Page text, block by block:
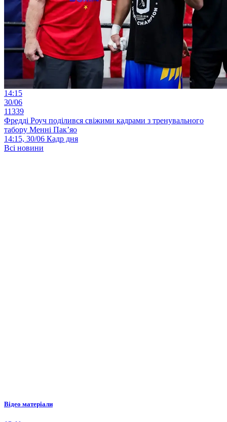
14:15
30/06
11339
Фредді Роуч поділився свіжими кадрами з тренувального
табору Менні Пак’яо
14:15, 30/06 Кадр дня
Всі новини
Відео матеріали